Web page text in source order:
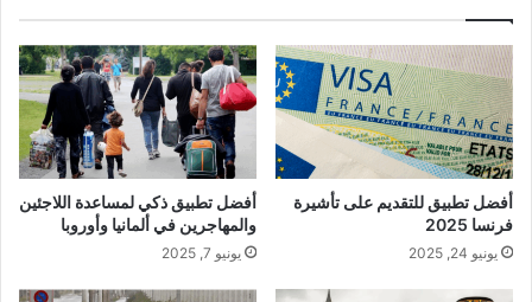
أفضل تطبيق للتقديم على تأشيرة
فرنسا 2025
يونيو 24, 2025
أفضل تطبيق ذكي لمساعدة اللاجئين
والمهاجرين في ألمانيا وأوروبا
يونيو 7, 2025